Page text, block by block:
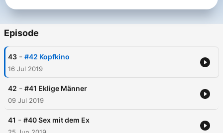
neu – immer um 18Uhr
Episode
43 - #42 Kopfkino
16 Jul 2019
42 - #41 Eklige Männer
09 Jul 2019
41 - #40 Sex mit dem Ex